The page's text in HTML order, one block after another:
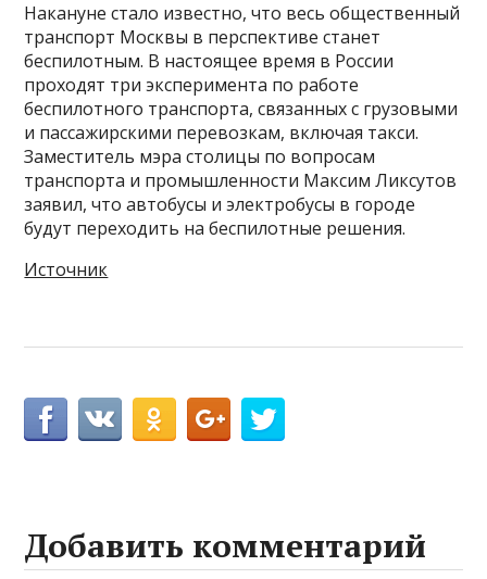
Накануне стало известно, что весь общественный
транспорт Москвы в перспективе станет
беспилотным. В настоящее время в России
проходят три эксперимента по работе
беспилотного транспорта, связанных с грузовыми
и пассажирскими перевозкам, включая такси.
Заместитель мэра столицы по вопросам
транспорта и промышленности Максим Ликсутов
заявил, что автобусы и электробусы в городе
будут переходить на беспилотные решения.
Источник
Добавить комментарий